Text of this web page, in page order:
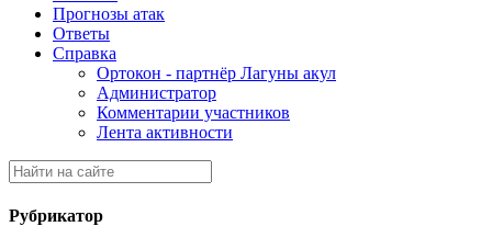
Прогнозы атак
Ответы
Справка
Ортокон - партнёр Лагуны акул
Администратор
Комментарии участников
Лента активности
Рубрикатор